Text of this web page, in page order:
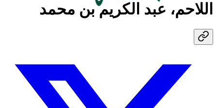
اللاحم، عبد الكريم بن محمد